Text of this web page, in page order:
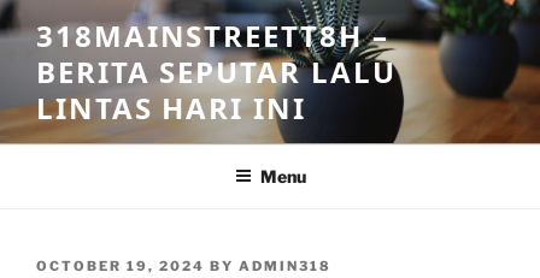
Skip
to
content
318MAINSTREETT8H –
BERITA SEPUTAR LALU
LINTAS HARI INI
Menu
POSTED
OCTOBER 19, 2024 BY ADMIN318